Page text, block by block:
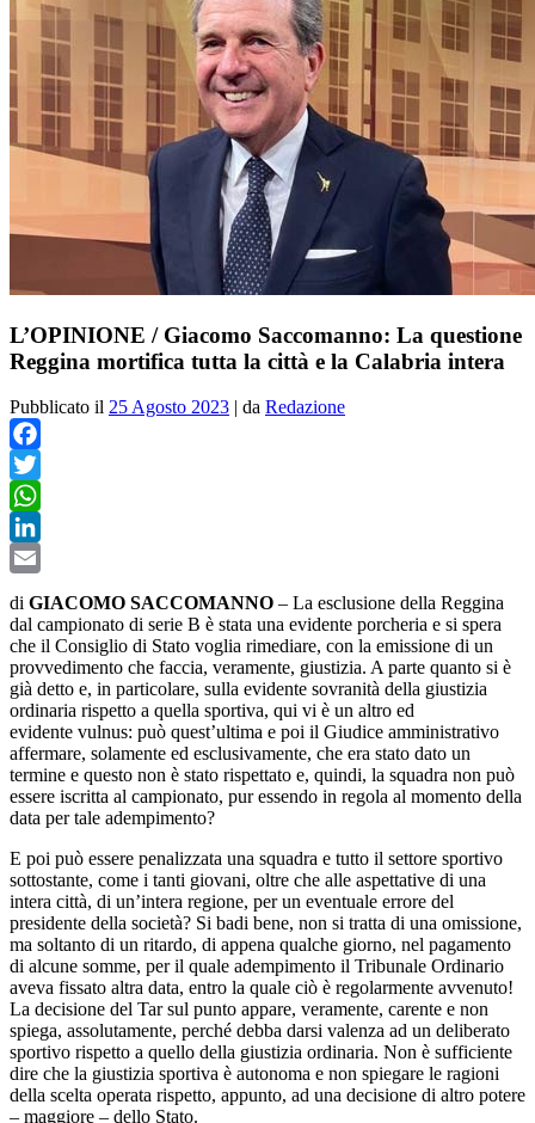
L’OPINIONE / Giacomo Saccomanno: La questione
Reggina mortifica tutta la città e la Calabria intera
Pubblicato il 25 Agosto 2023 | da Redazione
Facebook
Twitter
WhatsApp
LinkedIn
di GIACOMO SACCOMANNO – La esclusione della Reggina
dal campionato di serie B è stata una evidente porcheria e si spera
che il Consiglio di Stato voglia rimediare, con la emissione di un
provvedimento che faccia, veramente, giustizia. A parte quanto si è
già detto e, in particolare, sulla evidente sovranità della giustizia
ordinaria rispetto a quella sportiva, qui vi è un altro ed
evidente vulnus: può quest’ultima e poi il Giudice amministrativo
affermare, solamente ed esclusivamente, che era stato dato un
termine e questo non è stato rispettato e, quindi, la squadra non può
essere iscritta al campionato, pur essendo in regola al momento della
data per tale adempimento?
E poi può essere penalizzata una squadra e tutto il settore sportivo
sottostante, come i tanti giovani, oltre che alle aspettative di una
intera città, di un’intera regione, per un eventuale errore del
presidente della società? Si badi bene, non si tratta di una omissione,
ma soltanto di un ritardo, di appena qualche giorno, nel pagamento
di alcune somme, per il quale adempimento il Tribunale Ordinario
aveva fissato altra data, entro la quale ciò è regolarmente avvenuto!
La decisione del Tar sul punto appare, veramente, carente e non
spiega, assolutamente, perché debba darsi valenza ad un deliberato
sportivo rispetto a quello della giustizia ordinaria. Non è sufficiente
dire che la giustizia sportiva è autonoma e non spiegare le ragioni
della scelta operata rispetto, appunto, ad una decisione di altro potere
– maggiore – dello Stato.